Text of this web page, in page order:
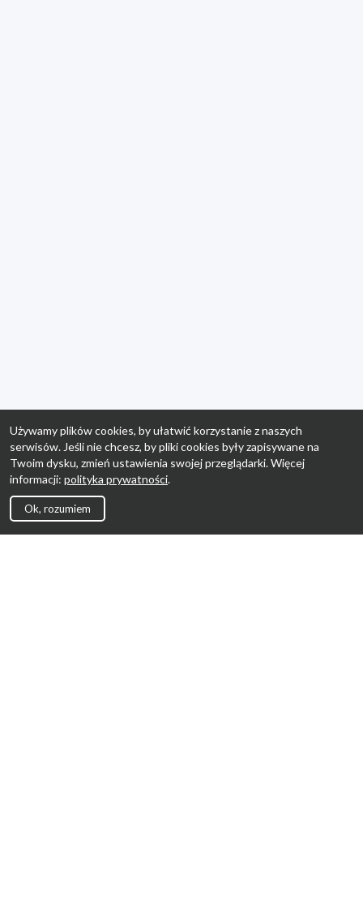
Używamy plików cookies, by ułatwić korzystanie z naszych
serwisów. Jeśli nie chcesz, by pliki cookies były zapisywane na
Twoim dysku, zmień ustawienia swojej przeglądarki. Więcej
informacji: polityka prywatności.
Ok, rozumiem